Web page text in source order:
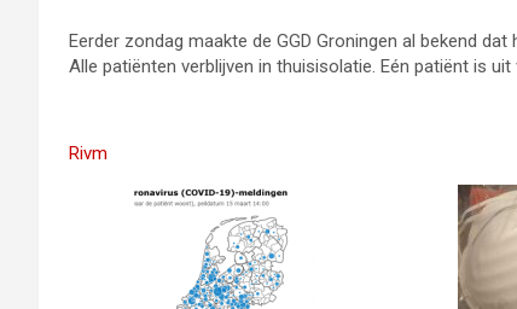
Eerder zondag maakte de GGD Groningen al bekend
Alle patiënten verblijven in thuisisolatie. Eén patiënt is
Rivm